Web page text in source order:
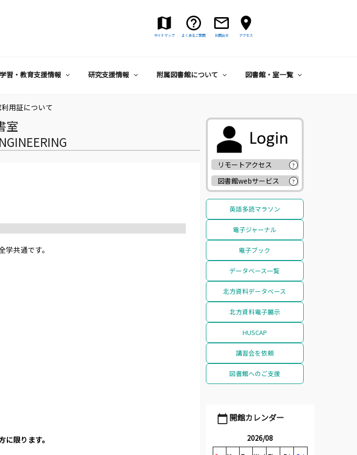
サイトマップ よくあるご質問 お問合せ アクセス
学習・教育支援情報 研究支援情報 附属図書館について 図書館・室一覧
用証について
室
共通です。
に限ります。
リモートアクセス ?
図書館webサービス ?
英語多読マラソン
電子ジャーナル
電子ブック
データベース一覧
北方資料データベース
北方資料電子展示
HUSCAP
講習会を依頼
図書館へのご支援
calendar_today 開館カレンダー
2026/08